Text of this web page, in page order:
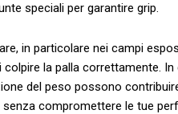
‌speciali per garantire‌ grip.
in particolare nei campi⁤
la palla correttamente.
del ‌peso possono
compromettere le tue